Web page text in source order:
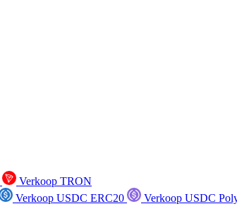
Verkoop TRON
Verkoop USDC ERC20
Verkoop USDC